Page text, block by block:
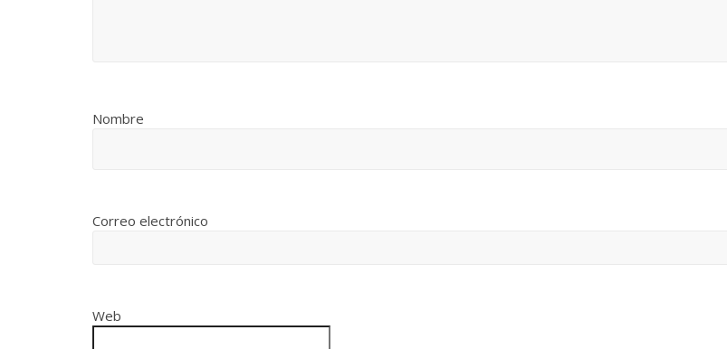
Nombre
Correo electrónico
Web